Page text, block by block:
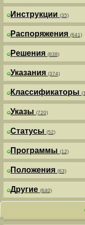
Инструкции (35)
Распоряжения (641)
Решения (838)
Указания (374)
Классификаторы
Указы (720)
Статусы (52)
Программы (12)
Положения (63)
Другие (640)